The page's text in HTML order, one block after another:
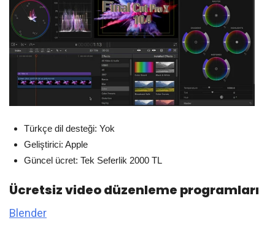
Türkçe dil desteği: Yok
Geliştirici: Apple
Güncel ücret: Tek Seferlik 2000 TL
Ücretsiz video düzenleme programları
Blender